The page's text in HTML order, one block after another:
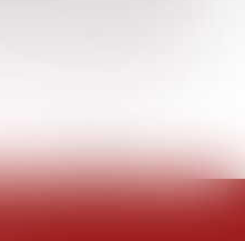
valable après la
doit délivrer une
5 6 7 > >>